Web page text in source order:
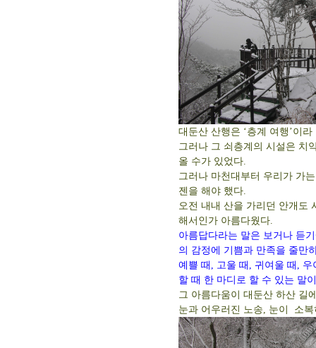
대둔산 산행은 ‘층계 여행’이
그러나 그 쇠층계의 시설은 치
올 수가 있었다.
그러나 마천대부터 우리가 가
젠을 해야 했다.
오전 내내 산을 가리던 안개도
해서인가 아름다웠다.
아름답다라는 말은 보거나 듣
의 감정에 기쁨과 만족을 줄만
예쁠 때, 고울 때, 귀여울 때,
할 때 한 마디로 할 수 있는 말
그 아름다움이 대둔산 하산 길
눈과 어우러진 노송, 눈이 소